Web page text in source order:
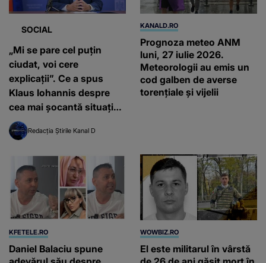
SOCIAL
„Mi se pare cel puțin
ciudat, voi cere
explicații”. Ce a spus
Klaus Iohannis despre
cea mai șocantă situație
din România de la
începutul pandemiei
Redacția Știrile Kanal D
KANALD.RO
Prognoza meteo ANM
luni, 27 iulie 2026.
Meteorologii au emis un
cod galben de averse
torențiale și vijelii
KFETELE.RO
Daniel Balaciu spune
WOWBIZ.RO
El este militarul în vârstă